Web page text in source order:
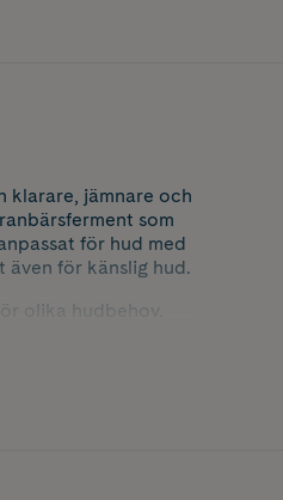
klarare, jämnare och
som
för hud med
för känslig hud.
olika hudbehov.